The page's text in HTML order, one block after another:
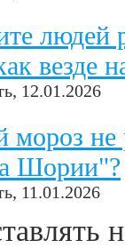
людей
везде
, 12.01.2026
мороз не
Шории"?
, 11.01.2026